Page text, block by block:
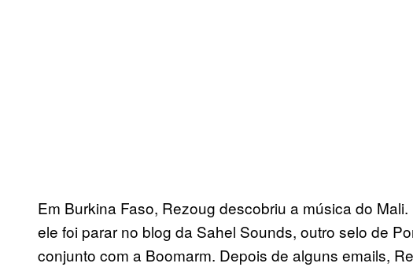
Em Burkina Faso, Rezoug descobriu a música do
ele foi parar no blog da Sahel Sounds, outro selo de
conjunto com a Boomarm. Depois de alguns emails,